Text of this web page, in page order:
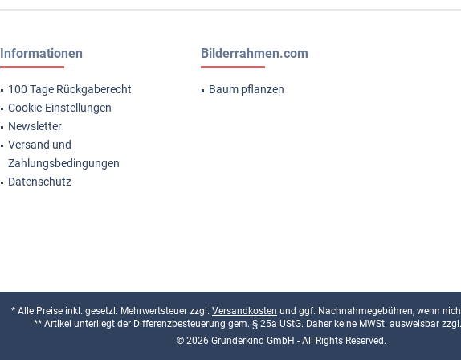
Informationen
100 Tage Rückgaberecht
Cookie-Einstellungen
Newsletter
Versand und
Zahlungsbedingungen
Datenschutz
Bilderrahmen.com
Baum pflanzen
* Alle Preise inkl. gesetzl. Mehrwertsteuer zzgl. Versandkosten und ggf. Nachnahmegebühren, wenn
** Artikel unterliegt der Differenzbesteuerung gem. § 25a UStG. Daher keine MWSt. ausweisbar zzgl.
© 2026 Gründerkind GmbH - All Rights Reserved.